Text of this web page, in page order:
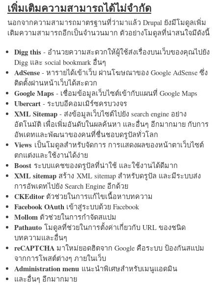
เพิ่มเติมความสามารถได้ไม่จำกัด
นอกจากความสามารถมาตรฐานที่ว่ามาแล้ว Drupal ยังมีโมดูลเพิ่ม
เติมความสามารถอีกเป็นจำนวนมาก ตัวอย่างโมดูลที่น่าสนใจมีดังนี้
Digg this - อำนวยความสะดวกให้ผู้ใช้ส่งเรื่องบนเว็บของคุณไปยัง
Digg และ social bookmark อื่นๆ
AdSense - หารายได้เข้าเว็บ ผ่านโฆษณาของ Google AdSense ซึ่ง
ติดตั้งผ่านหน้าเว็บได้สะดวก
Google Maps - เชื่อมข้อมูลเว็บไซต์เข้ากับแผนที่ Google Maps
Ubercart - ระบบอีคอมเมิร์ซครบวงจร
XML Sitemap - ส่งข้อมูลเว็บไซต์ไปยัง search engine อย่าง
อัตโนมัติ เพื่อเพิ่มอันดับในผลค้นหา และอื่นๆ อีกมากมาย กับการ
อัพเดทและพัฒนาของคนที่ชื่นชอบดรูปัลทั่วโลก
Views เป็นโมดูลสำหรับจัดการ การแสดงผลของหน้าตาเว็บไซต์
ตกแต่งและใช้งานได้ง่าย
Boost ระบบแคชของดรูปัลที่น่าใช้ และใช้งานได้ดีมาก
XML sitemap สร้าง XML sitemap สำหรับดรูปัล และมีระบบส่ง
การอัพเดทไปยัง Search Engine อีกด้วย
CKEditorตัวช่วยในการแก้ไขเนื้อหาบทความ
Facebook OAuth เข้าสู่ระบบด้วย Facebook
Mollom ตัวช่วยในการกำจัดสแปม
Pathauto โมดูลที่ช่วยในการตั้งค่าเกี่ยวกับ URL ของชนิด
บทความและอื่นๆ
reCAPTCHA มาใหม่ยอดฮิตจาก Google คือระบบ ป้องกันสแปม
จากการโพสต์ต่างๆ ภายในเว็บ
Administration menu แนะนำพิเศษสำหรับเมนูแอดมิน
และอื่นๆ อีกมากมาย